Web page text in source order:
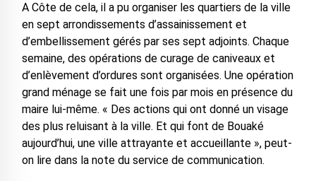
A Côte de cela, il a pu organiser les quartiers de la ville
en sept arrondissements d’assainissement et
d’embellissement gérés par ses sept adjoints. Chaque
semaine, des opérations de curage de caniveaux et
d’enlèvement d’ordures sont organisées. Une opération
grand ménage se fait une fois par mois en présence du
maire lui-même. « Des actions qui ont donné un visage
des plus reluisant à la ville. Et qui font de Bouaké
aujourd’hui, une ville attrayante et accueillante », peut-
on lire dans la note du service de communication.